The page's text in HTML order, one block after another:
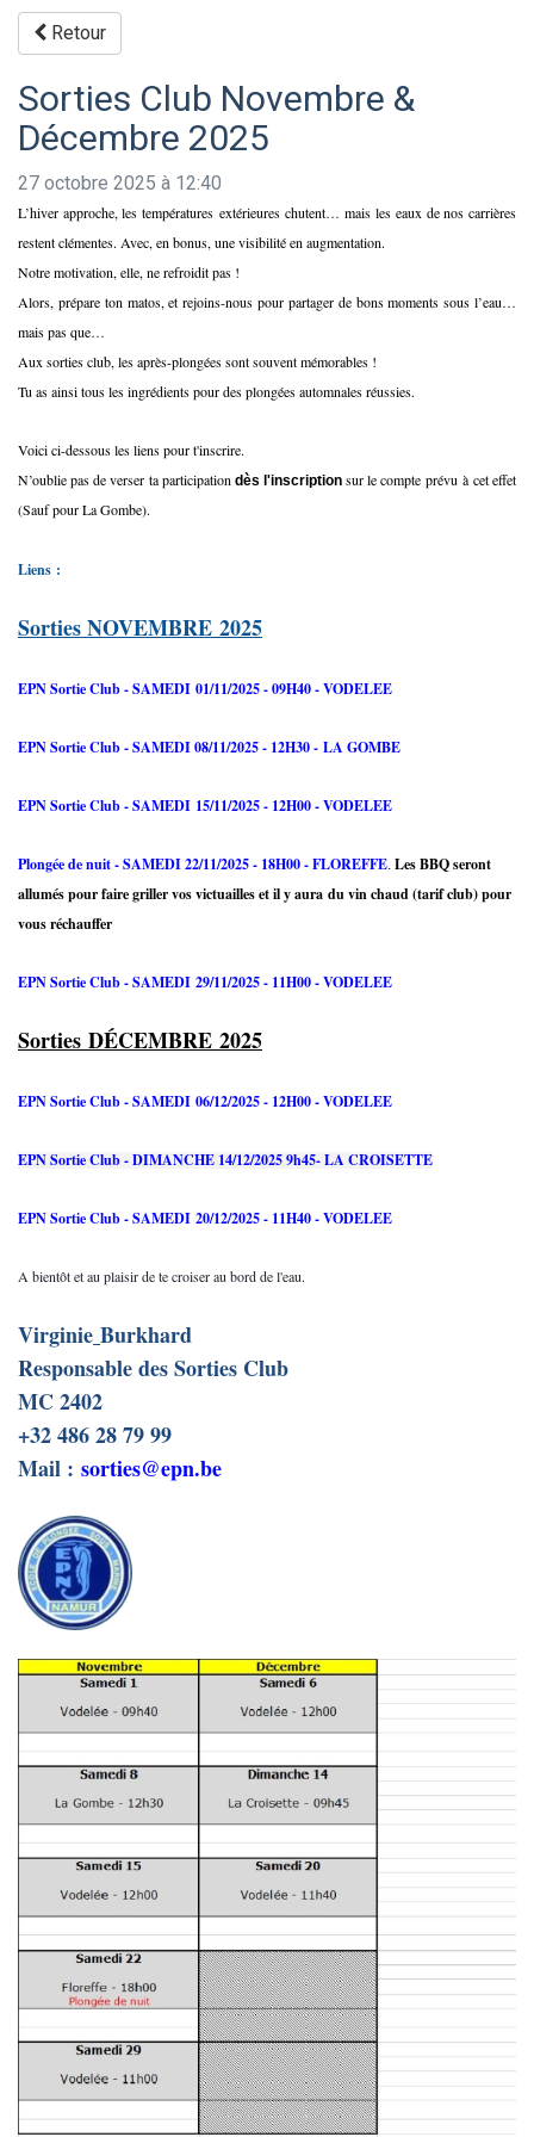
Retour
Sorties Club Novembre &
Décembre 2025
27 octobre 2025 à 12:40
L’hiver approche, les températures extérieures chutent… mais les eaux de nos carrières
restent clémentes. Avec, en bonus, une visibilité en augmentation.
Notre motivation, elle, ne refroidit pas !
Alors, prépare ton matos, et rejoins-nous pour partager de bons moments sous l’eau…
mais pas que…
Aux sorties club, les après-plongées sont souvent mémorables !
Tu as ainsi tous les ingrédients pour des plongées automnales réussies.
Voici ci-dessous les liens pour t'inscrire.
N’oublie pas de verser taparticipation dès l'inscription sur le compte prévu à cet effet
(Sauf pour La Gombe).
Liens :
Sorties NOVEMBRE 2025
EPN Sortie Club - SAMEDI 01/11/2025 - 09H40 - VODELEE
EPN Sortie Club - SAMEDI 08/11/2025 - 12H30 - LA GOMBE
EPN Sortie Club - SAMEDI 15/11/2025 - 12H00 - VODELEE
Plongée de nuit -SAMEDI 22/11/2025- 18H00 - FLOREFFE. Les BBQ seront
allumés pour faire griller vos victuailles et il y aura du vin chaud (tarif club) pour
vous réchauffer
EPN Sortie Club - SAMEDI 29/11/2025 - 11H00 - VODELEE
Sorties DÉCEMBRE 2025
EPN Sortie Club - SAMEDI 06/12/2025 - 12H00 - VODELEE
EPN Sortie Club - DIMANCHE 14/12/2025 9h45- LA CROISETTE
EPN Sortie Club - SAMEDI 20/12/2025 - 11H40 - VODELEE
A bientôt et au plaisir de tecroiser au bord de l'eau.
Virginie Burkhard
Responsable des Sorties Club
MC 2402
+32 486 28 79 99
Mail : sorties@epn.be